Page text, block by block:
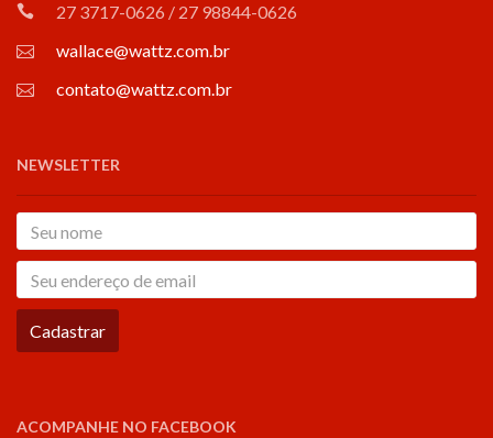
27 3717-0626 / 27 98844-0626
wallace@wattz.com.br
contato@wattz.com.br
NEWSLETTER
ACOMPANHE NO FACEBOOK